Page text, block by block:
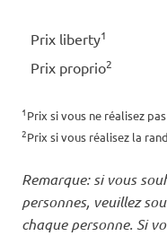
Prix liberty1
Prix proprio2
1 Prix si vous ne réalisez
2Prix si vous réalisez la
Remarque: si vous
personnes, veuillez
chaque personne. Si